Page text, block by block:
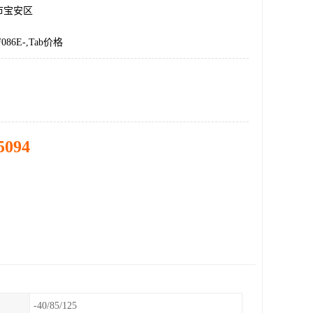
宝安区
,Tab价格
-40/85/125